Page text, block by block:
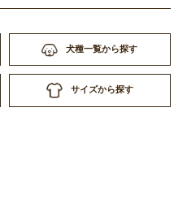
カートへ進む
犬種一覧から探す
サイズから探す